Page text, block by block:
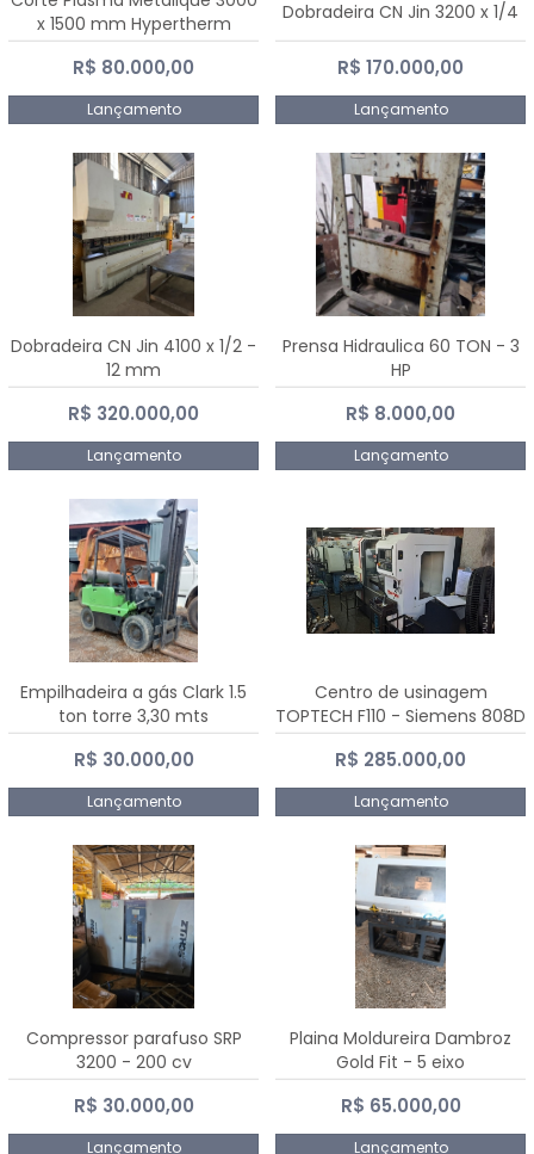
x 1500 mm Hypertherm
Powermax 45 xp
R$ 80.000,00
Lançamento
Dobradeira CN Jin 3200 x 1/4
R$ 170.000,00
Lançamento
Dobradeira CN Jin 4100 x 1/2 -
12 mm
R$ 320.000,00
Lançamento
Prensa Hidraulica 60 TON - 3
HP
R$ 8.000,00
Lançamento
Empilhadeira a gás Clark 1.5
ton torre 3,30 mts
R$ 30.000,00
Lançamento
Centro de usinagem
TOPTECH F110 - Siemens 808D
Advanced
R$ 285.000,00
Lançamento
Compressor parafuso SRP
3200 - 200 cv
R$ 30.000,00
Lançamento
Plaina Moldureira Dambroz
Gold Fit - 5 eixo
R$ 65.000,00
Lançamento